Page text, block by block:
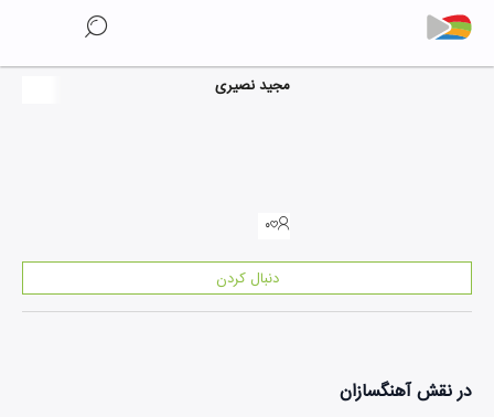
مجید نصیری
۰
دنبال کردن
در نقشآهنگسازان